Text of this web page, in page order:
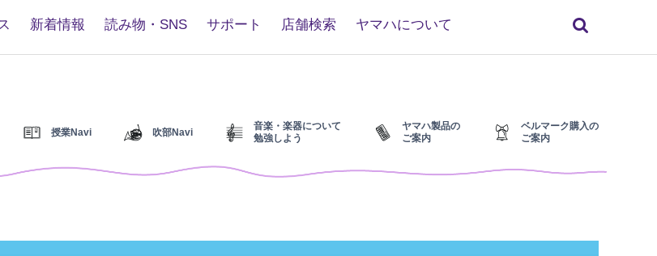
新着情報 読み物・SNS サポート 店舗検索 ヤマハについて
授業Navi 吹部Navi
音楽・楽器について
勉強しよう
ヤマハ製品の
ご案内
ベルマーク購入の
ご案内